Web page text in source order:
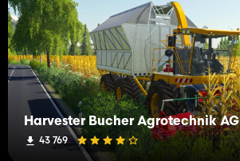
Harvester Bucher Agrotechnik AG
43 769